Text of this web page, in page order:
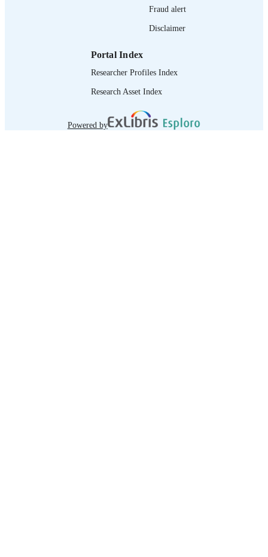
Fraud alert
Disclaimer
Portal Index
Researcher Profiles Index
Research Asset Index
Powered by